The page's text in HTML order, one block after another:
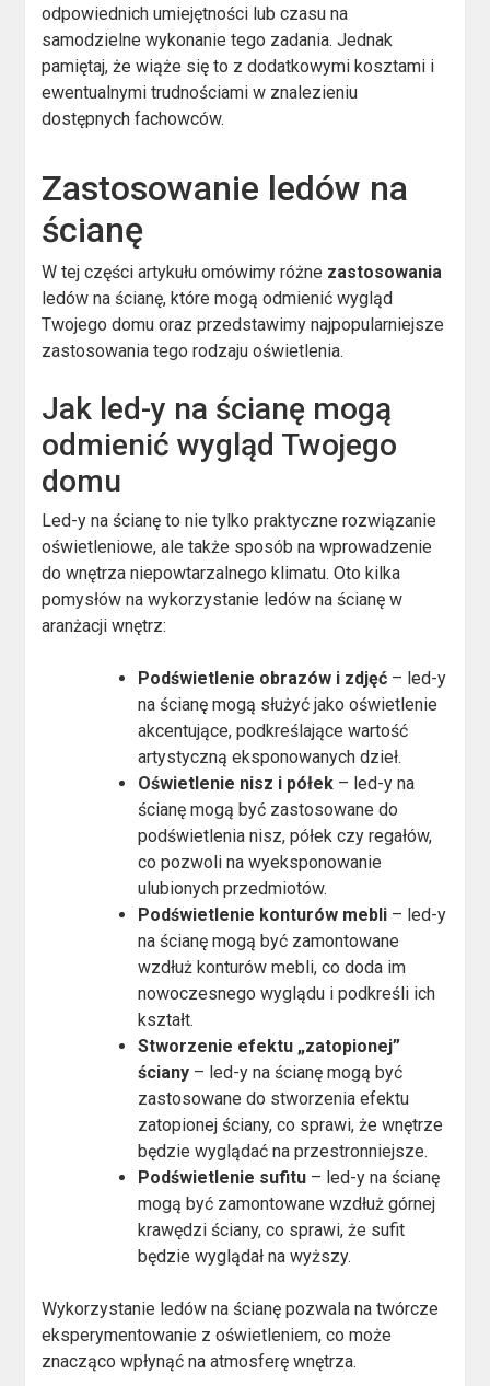
odpowiednich umiejętności lub czasu na
samodzielne wykonanie tego zadania. Jednak
pamiętaj, że wiąże się to z dodatkowymi kosztami i
ewentualnymi trudnościami w znalezieniu
dostępnych fachowców.
Zastosowanie ledów na
ścianę
W tej części artykułu omówimy różne zastosowania
ledów na ścianę, które mogą odmienić wygląd
Twojego domu oraz przedstawimy najpopularniejsze
zastosowania tego rodzaju oświetlenia.
Jak led-y na ścianę mogą
odmienić wygląd Twojego
domu
Led-y na ścianę to nie tylko praktyczne rozwiązanie
oświetleniowe, ale także sposób na wprowadzenie
do wnętrza niepowtarzalnego klimatu. Oto kilka
pomysłów na wykorzystanie ledów na ścianę w
aranżacji wnętrz:
Podświetlenie obrazów i zdjęć – led-y
na ścianę mogą służyć jako oświetlenie
akcentujące, podkreślające wartość
artystyczną eksponowanych dzieł.
Oświetlenie nisz i półek – led-y na
ścianę mogą być zastosowane do
podświetlenia nisz, półek czy regałów,
co pozwoli na wyeksponowanie
ulubionych przedmiotów.
Podświetlenie konturów mebli – led-y
na ścianę mogą być zamontowane
wzdłuż konturów mebli, co doda im
nowoczesnego wyglądu i podkreśli ich
kształt.
Stworzenie efektu „zatopionej”
ściany – led-y na ścianę mogą być
zastosowane do stworzenia efektu
zatopionej ściany, co sprawi, że wnętrze
będzie wyglądać na przestronniejsze.
Podświetlenie sufitu – led-y na ścianę
mogą być zamontowane wzdłuż górnej
krawędzi ściany, co sprawi, że sufit
będzie wyglądał na wyższy.
Wykorzystanie ledów na ścianę pozwala na twórcze
eksperymentowanie z oświetleniem, co może
znacząco wpłynąć na atmosferę wnętrza.